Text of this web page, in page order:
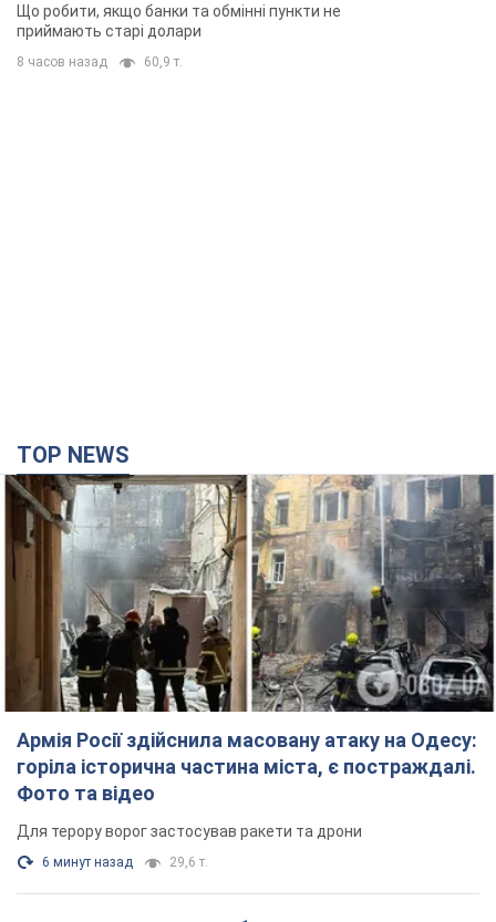
Армія Росії здійснила масовану атаку на Одесу:
горіла історична частина міста, є постраждалі.
Фото та відео
Для терору ворог застосував ракети та дрони
6 минут назад 29,6 т.
Нардепи взяли гроші з бюджету на оренду
елітних квартир у Києві: хто з парламентарів
просив кошти та де поселився
Як працює особлива соціальна гарантія та хто нею
користується
4 часа назад
багатоповерхівки в Харкові: двоє загиблих,
більше 20 постраждалих